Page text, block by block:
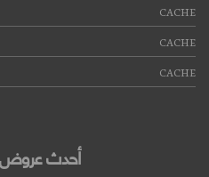
CACHE
CACHE
CACHE
أحدث عروض